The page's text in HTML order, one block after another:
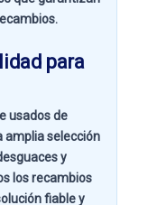
para
usados de
amplia selección
y
los recambios
fiable y